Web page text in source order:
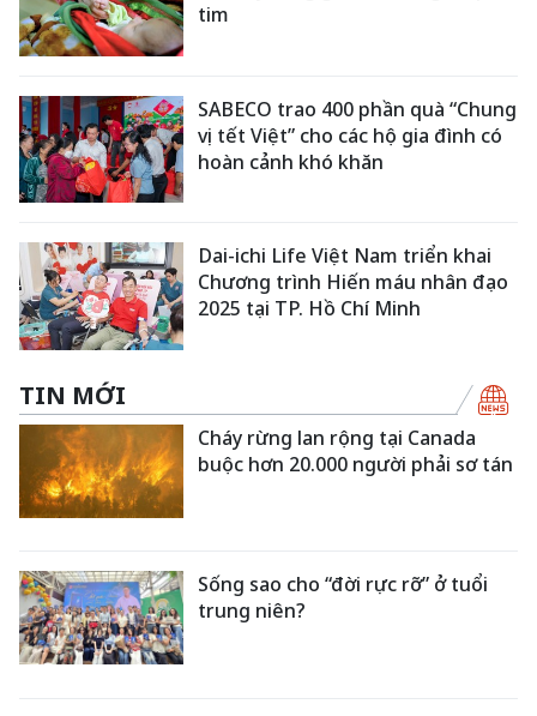
tim
SABECO trao 400 phần quà “Chung
vị tết Việt” cho các hộ gia đình có
hoàn cảnh khó khăn
Dai-ichi Life Việt Nam triển khai
Chương trình Hiến máu nhân đạo
2025 tại TP. Hồ Chí Minh
TIN MỚI
Cháy rừng lan rộng tại Canada
buộc hơn 20.000 người phải sơ tán
Sống sao cho “đời rực rỡ” ở tuổi
trung niên?